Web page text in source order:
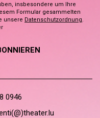
insbesondere um Ihre
Formular gesammelten
unsere Datenschutzordnung.
0946